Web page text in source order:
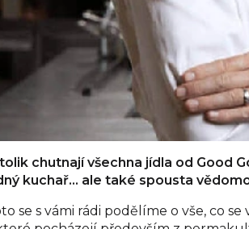
chutnají všechna jídla od Good
kuchař… ale také spousta
se s vámi rádi podělíme o vše, co se